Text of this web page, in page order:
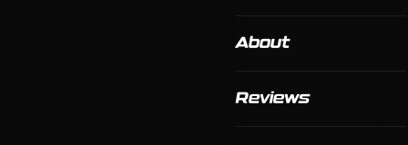
About
Reviews